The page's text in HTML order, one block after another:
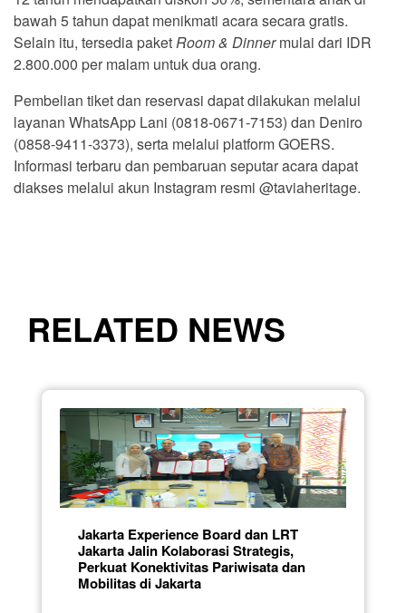
bawah 5 tahun dapat menikmati acara secara gratis.
Selain itu, tersedia paketRoom & Dinnermulai dari IDR
2.800.000 per malam untuk dua orang.
Pembelian tiket dan reservasi dapat dilakukan melalui
layanan WhatsApp Lani (0818-0671-7153) dan Deniro
(0858-9411-3373), serta melalui platform GOERS.
Informasi terbaru dan pembaruan seputar acara dapat
diakses melalui akun Instagram resmi @taviaheritage.
RELATED NEWS
Jakarta Experience Board dan LRT
Jakarta Jalin Kolaborasi Strategis,
Perkuat Konektivitas Pariwisata dan
Mobilitas di Jakarta